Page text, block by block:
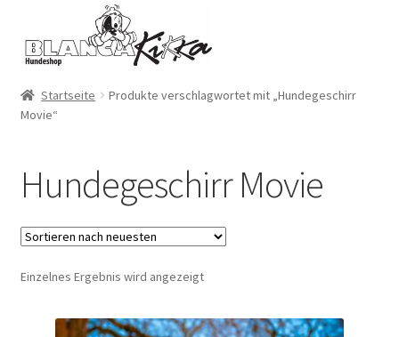
Navigation
springen
Inhalt
springen
Startseite
Produkte verschlagwortet mit „Hundegeschirr
Movie“
Hundegeschirr Movie
Einzelnes Ergebnis wird angezeigt